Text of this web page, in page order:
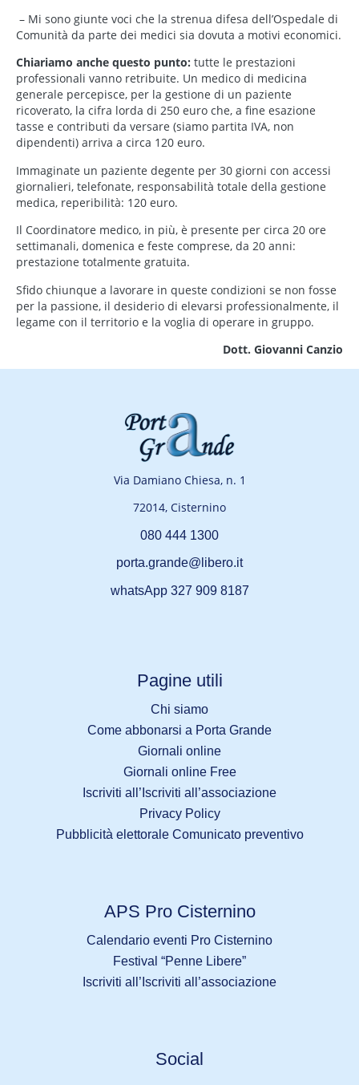
– Mi sono giunte voci che la strenua difesa dell’Ospedale di
Comunità da parte dei medici sia dovuta a motivi economici.
Chiariamo anche questo punto: tutte le prestazioni
professionali vanno retribuite. Un medico di medicina
generale percepisce, per la gestione di un paziente
ricoverato, la cifra lorda di 250 euro che, a fine esazione
tasse e contributi da versare (siamo partita IVA, non
dipendenti) arriva a circa 120 euro.
Immaginate un paziente degente per 30 giorni con accessi
giornalieri, telefonate, responsabilità totale della gestione
medica, reperibilità: 120 euro.
Il Coordinatore medico, in più, è presente per circa 20 ore
settimanali, domenica e feste comprese, da 20 anni:
prestazione totalmente gratuita.
Sfido chiunque a lavorare in queste condizioni se non fosse
per la passione, il desiderio di elevarsi professionalmente, il
legame con il territorio e la voglia di operare in gruppo.
Dott. Giovanni Canzio
Via Damiano Chiesa, n. 1
72014, Cisternino
080 444 1300
porta.grande@libero.it
whatsApp 327 909 8187
Pagine utili
Chi siamo
Come abbonarsi a Porta Grande
Giornali online
Giornali online Free
Iscriviti all’Iscriviti all’associazione
Privacy Policy
Pubblicità elettorale Comunicato preventivo
APS Pro Cisternino
Calendario eventi Pro Cisternino
Festival “Penne Libere”
Iscriviti all’Iscriviti all’associazione
Social